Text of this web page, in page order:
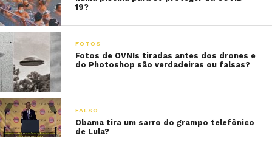
19?
FOTOS
Fotos de OVNIs tiradas antes dos drones e
do Photoshop são verdadeiras ou falsas?
FALSO
Obama tira um sarro do grampo telefônico
de Lula?